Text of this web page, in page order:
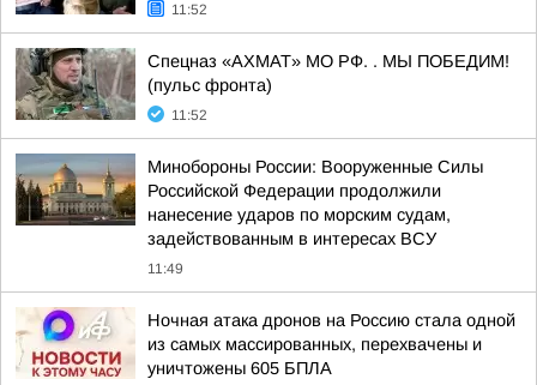
11:52
Спецназ «АХМАТ» МО РФ. . МЫ ПОБЕДИМ!
(пульс фронта)
11:52
Минобороны России: Вооруженные Силы
Российской Федерации продолжили
нанесение ударов по морским судам,
задействованным в интересах ВСУ
11:49
Ночная атака дронов на Россию стала одной
из самых массированных, перехвачены и
уничтожены 605 БПЛА